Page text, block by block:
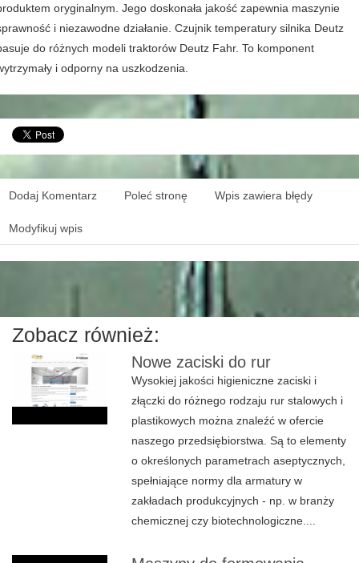
oryginalnym. Jego doskonała jakość zapewnia maszynie
i niezawodne działanie. Czujnik temperatury silnika Deutz
do różnych modeli traktorów Deutz Fahr. To komponent
i odporny na uszkodzenia.
Dodaj Komentarz Poleć stronę Wpis zawiera błędy
Modyfikuj wpis
Zobacz również:
Nowe zaciski do rur
Wysokiej jakości higieniczne zaciski i
złączki do różnego rodzaju rur stalowych i
plastikowych można znaleźć w ofercie
naszego przedsiębiorstwa. Są to elementy
o określonych parametrach aseptycznych,
spełniające normy dla armatury w
zakładach produkcyjnych - np. w branży
chemicznej czy biotechnologiczne....